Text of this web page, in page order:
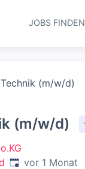
JOBS FINDEN
(m/w/d)
(m/w/d)
Veröffentlicht:
vor 1 Monat